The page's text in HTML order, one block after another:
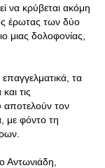
να κρύβεται ακόμη
έρωτας των δύο
μιας δολοφονίας,
τα
τις
αποτελούν τον
με φόντο τη
Αντωνιάδη,